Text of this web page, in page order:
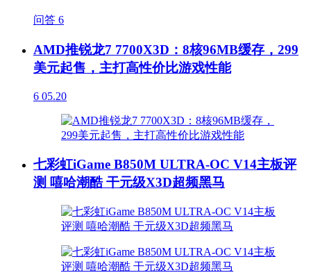
问答 6
AMD推锐龙7 7700X3D：8核96MB缓存，299
美元起售，主打高性价比游戏性能
6 05.20
七彩虹iGame B850M ULTRA-OC V14主板评
测 嘻哈潮酷 干元级X3D超频黑马